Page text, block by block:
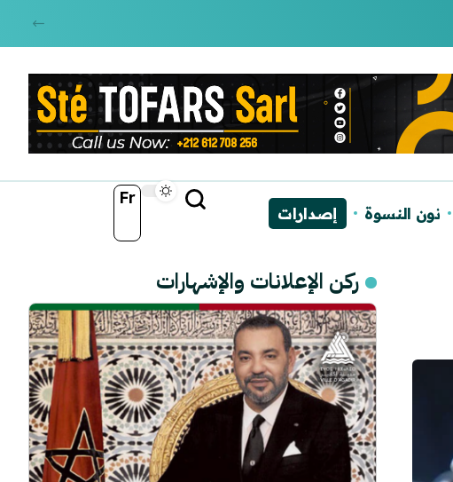
Fr
نون النسوة إصدارات
ركن الإعلانات والإشهارات